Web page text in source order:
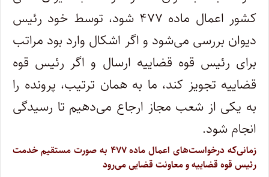
کشور اعمال ماده ۴۷۷ شود، توسط خود رئیس
دیوان بررسی می‌شود و اگر اشکال وارد بود مراتب
برای رئیس قوه قضاییه ارسال و اگر رئیس قوه
قضاییه تجویز کند، ما به همان ترتیب، پرونده را
به یکی از شعب مجاز ارجاع می‌دهیم تا رسیدگی
انجام شود.
زمانی‌که درخواست‌های اعمال ماده ۴۷۷ به صورت مستقیم خدمت
رئیس قوه قضاییه و معاونت قضایی می‌رود